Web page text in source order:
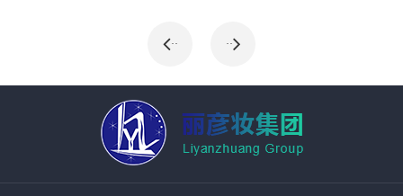
·· ··